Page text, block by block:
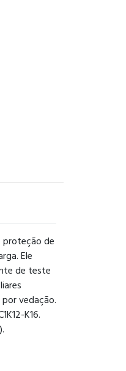
proteção de
Ele
de teste
vedação.
K16.